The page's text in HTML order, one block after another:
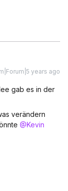
years ago
gab es in der
verändern
@Kevin